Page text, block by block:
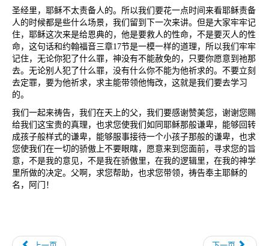
圣经里，耶稣不太责备人的。所以我们要花一点时间来看耶稣责备
人的时候都是些什么场景，我们留到下一次来讲。但是大家牢牢记
住，耶稣这次来是给恩典的，他是要救人的性命，不是要灭人的性
命，这句话和约翰福音三章17节是一模一样的道理，所以我们牢牢
记住，无论你犯了什么罪，神没有不能赦免的，只要你愿意到祂那
去。无论别人犯了什么罪，没有什么你不能为他祈求的。不要立刻
去定罪，要为他祈求，求主能带领他悔改，这就是我们要去学习
的。
我们一起来祷告，我们在天上的父，我们要感谢赞美您，谢谢您赐
给我们这宝贵的真理，也求您使我们如同耶稣那般谦卑，能够回转
成孩子般样式的谦卑，能够服事接待一个小孩子那般的谦卑，也求
您使我们在一切的骄傲上不要眼瞎，愿意来到您面前，寻求您的旨
意，不是我的意见，不是我在骄傲里，在我的逻辑里，在我的神学
里所做的决定。父啊，求您帮助，也求您带领，祷告奉主耶稣的
名，阿门！